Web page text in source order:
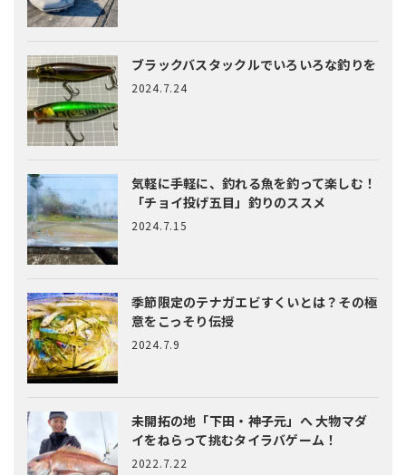
ブラックバスタックルでいろいろな釣りを
2024.7.24
気軽に手軽に、釣れる魚を釣って楽しむ！
「チョイ投げ五目」釣りのススメ
2024.7.15
季節限定のテナガエビすくいとは？ その極
意をこっそり伝授
2024.7.9
未開拓の地「下田・神子元」へ大物マダ
イをねらって挑むタイラバゲーム！
2022.7.22